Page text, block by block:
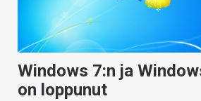
VAIHDA TEEMA
HAKU
Windows 7:n ja
on loppunut